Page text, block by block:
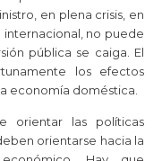
en plena crisis, en
no puede
pública se caiga. El
los efectos
economía doméstica.
orientar las políticas
orientarse hacia la